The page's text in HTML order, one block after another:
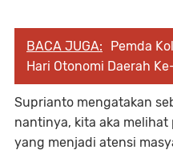
BACA JUGA:
Pemda
Hari Otonomi Daerah
Suprianto mengatakan
nantinya, kita aka
yang menjadi atensi